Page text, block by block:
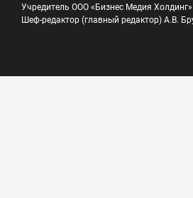
Учредитель ООО «Бизнес Медия Холдинг»
Шеф-редактор (главный редактор) А.В.